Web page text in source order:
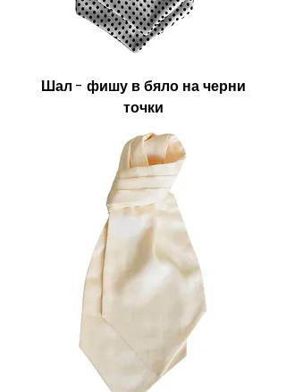
Шал - фишу в бяло на черни
точки